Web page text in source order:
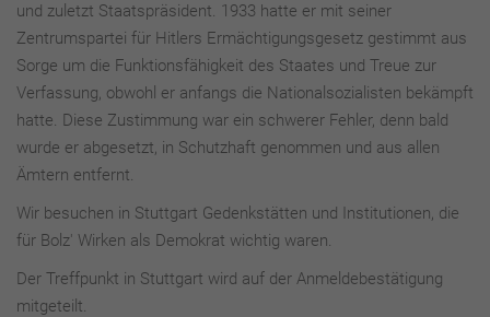
und zuletzt Staatspräsident. 1933 hatte er mit seiner
Zentrumspartei für Hitlers Ermächtigungsgesetz gestimmt aus
Sorge um die Funktionsfähigkeit des Staates und Treue zur
Verfassung, obwohl er anfangs die Nationalsozialisten bekämpft
hatte. Diese Zustimmung war ein schwerer Fehler, denn bald
wurde er abgesetzt, in Schutzhaft genommen und aus allen
Ämtern entfernt.
Wir besuchen in Stuttgart Gedenkstätten und Institutionen, die
für Bolz' Wirken als Demokrat wichtig waren.
Der Treffpunkt in Stuttgart wird auf der Anmeldebestätigung
mitgeteilt.